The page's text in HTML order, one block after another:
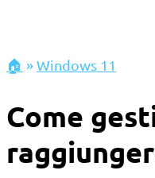
🏠 »Windows 11
Come